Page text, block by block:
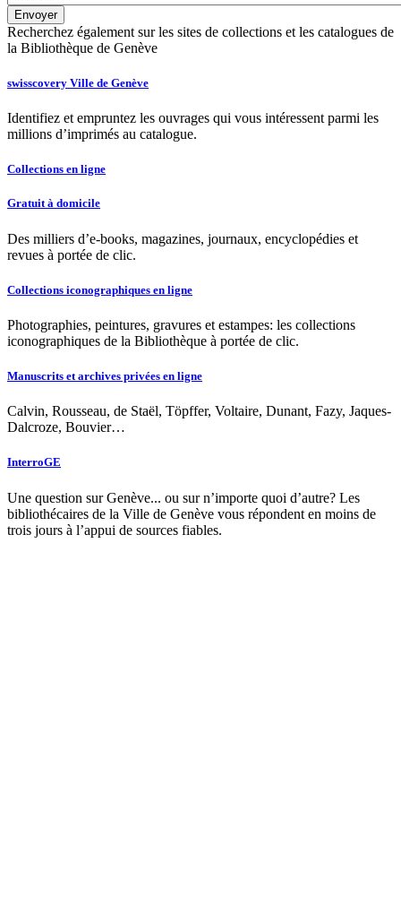
Recherchez également sur les sites de collections et les catalogues de
la Bibliothèque de Genève
swisscovery Ville de Genève
Identifiez et empruntez les ouvrages qui vous intéressent parmi les
millions d’imprimés au catalogue.
Collections en ligne
Gratuit à domicile
Des milliers d’e-books, magazines, journaux, encyclopédies et
revues à portée de clic.
Collections iconographiques en ligne
Photographies, peintures, gravures et estampes: les collections
iconographiques de la Bibliothèque à portée de clic.
Manuscrits et archives privées en ligne
Calvin, Rousseau, de Staël, Töpffer, Voltaire, Dunant, Fazy, Jaques-
Dalcroze, Bouvier…
InterroGE
Une question sur Genève... ou sur n’importe quoi d’autre? Les
bibliothécaires de la Ville de Genève vous répondent en moins de
trois jours à l’appui de sources fiables.